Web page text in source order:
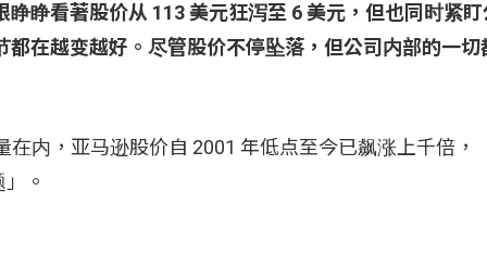
睁看著股价从 113 美元狂泻至 6 美元，但也同时紧
在越变越好。尽管股价不停坠落，但公司内部的一切
内，亚马逊股价自 2001 年低点至今已飙涨上千倍，
。